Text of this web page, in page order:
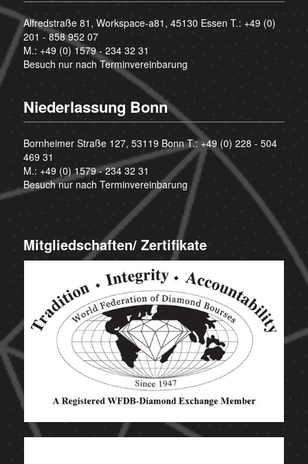
Alfredstraße 81, Workspace-a81, 45130 Essen T.: +49 (0)
201 - 858 952 07
M.: +49 (0) 1579 - 234 32 31
Besuch nur nach Terminvereinbarung
Niederlassung Bonn
Bornheimer Straße 127, 53119 Bonn T.:+49 (0) 228 - 504
469 31
M.: +49 (0) 1579 - 234 32 31
Besuch nur nach Terminvereinbarung
Mitgliedschaften/ Zertifikate